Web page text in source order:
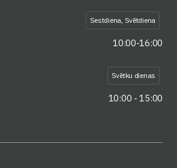
Sestdiena, Svētdiena
10:00-16:00
Svētku dienas
10:00 - 15:00